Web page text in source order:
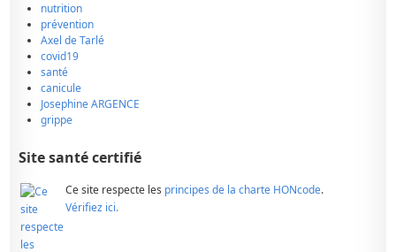
nutrition
prévention
Axel de Tarlé
covid19
santé
canicule
Josephine ARGENCE
grippe
Site santé certifié
Ce site respecte les principes de la charte HONcode.
Vérifiez ici.